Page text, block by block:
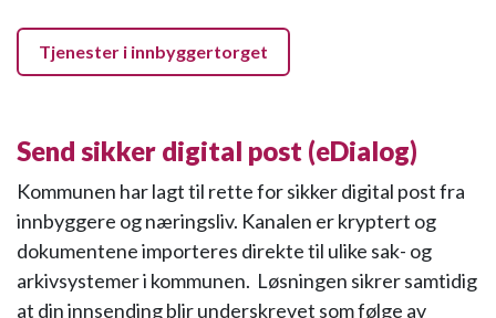
Tjenester i innbyggertorget
Send sikker digital post (eDialog)
Kommunen har lagt til rette for sikker digital post fra
innbyggere og næringsliv. Kanalen er kryptert og
dokumentene importeres direkte til ulike sak- og
arkivsystemer i kommunen. Løsningen sikrer samtidig
at din innsending blir underskrevet som følge av